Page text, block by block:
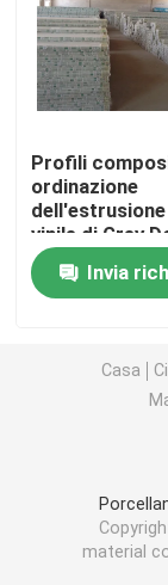
Profili della
Profili
finestra della
finestra di
Portello
Finestra di
Porte di
Profili
ordinazione
vinile di Grey
Profile Heat
Invia
Casa
material